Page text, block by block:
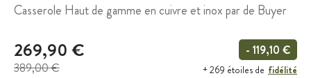
Casserole Haut de gamme en cuivre et inox par de Buyer
269,90 €
389,00 €
- 119,10 €
+ 269 étoiles de fidélité